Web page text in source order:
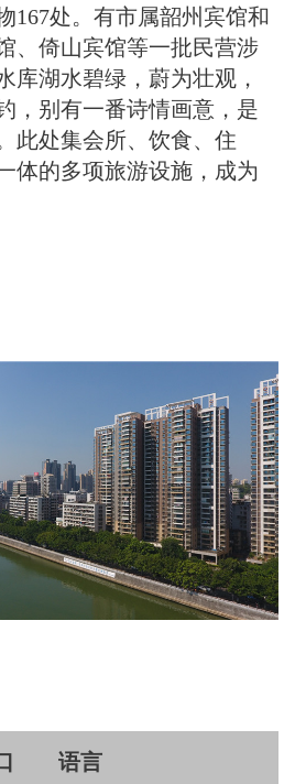
167处。有市属韶州宾馆和
、倚山宾馆等一批民营涉
库湖水碧绿，蔚为壮观，
，别有一番诗情画意，是
此处集会所、饮食、住
体的多项旅游设施，成为
语言